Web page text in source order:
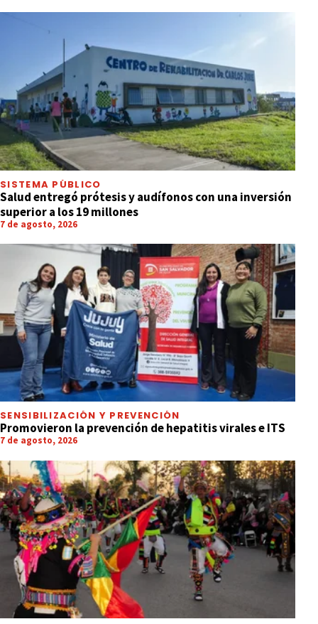
SISTEMA PÚBLICO
Salud entregó prótesis y audífonos con una inversión
superior a los 19 millones
7 de agosto, 2026
SENSIBILIZACIÓN Y PREVENCIÓN
Promovieron la prevención de hepatitis virales e ITS
7 de agosto, 2026